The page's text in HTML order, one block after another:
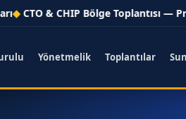
CTO & CHIP Bölge Toplantısı —
Yönetmelik Toplantılar